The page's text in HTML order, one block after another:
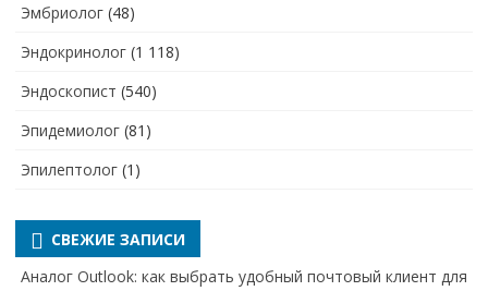
Эмбриолог (48)
Эндокринолог (1 118)
Эндоскопист (540)
Эпидемиолог (81)
Эпилептолог (1)
СВЕЖИЕ ЗАПИСИ
Аналог Outlook: как выбрать удобный почтовый клиент для